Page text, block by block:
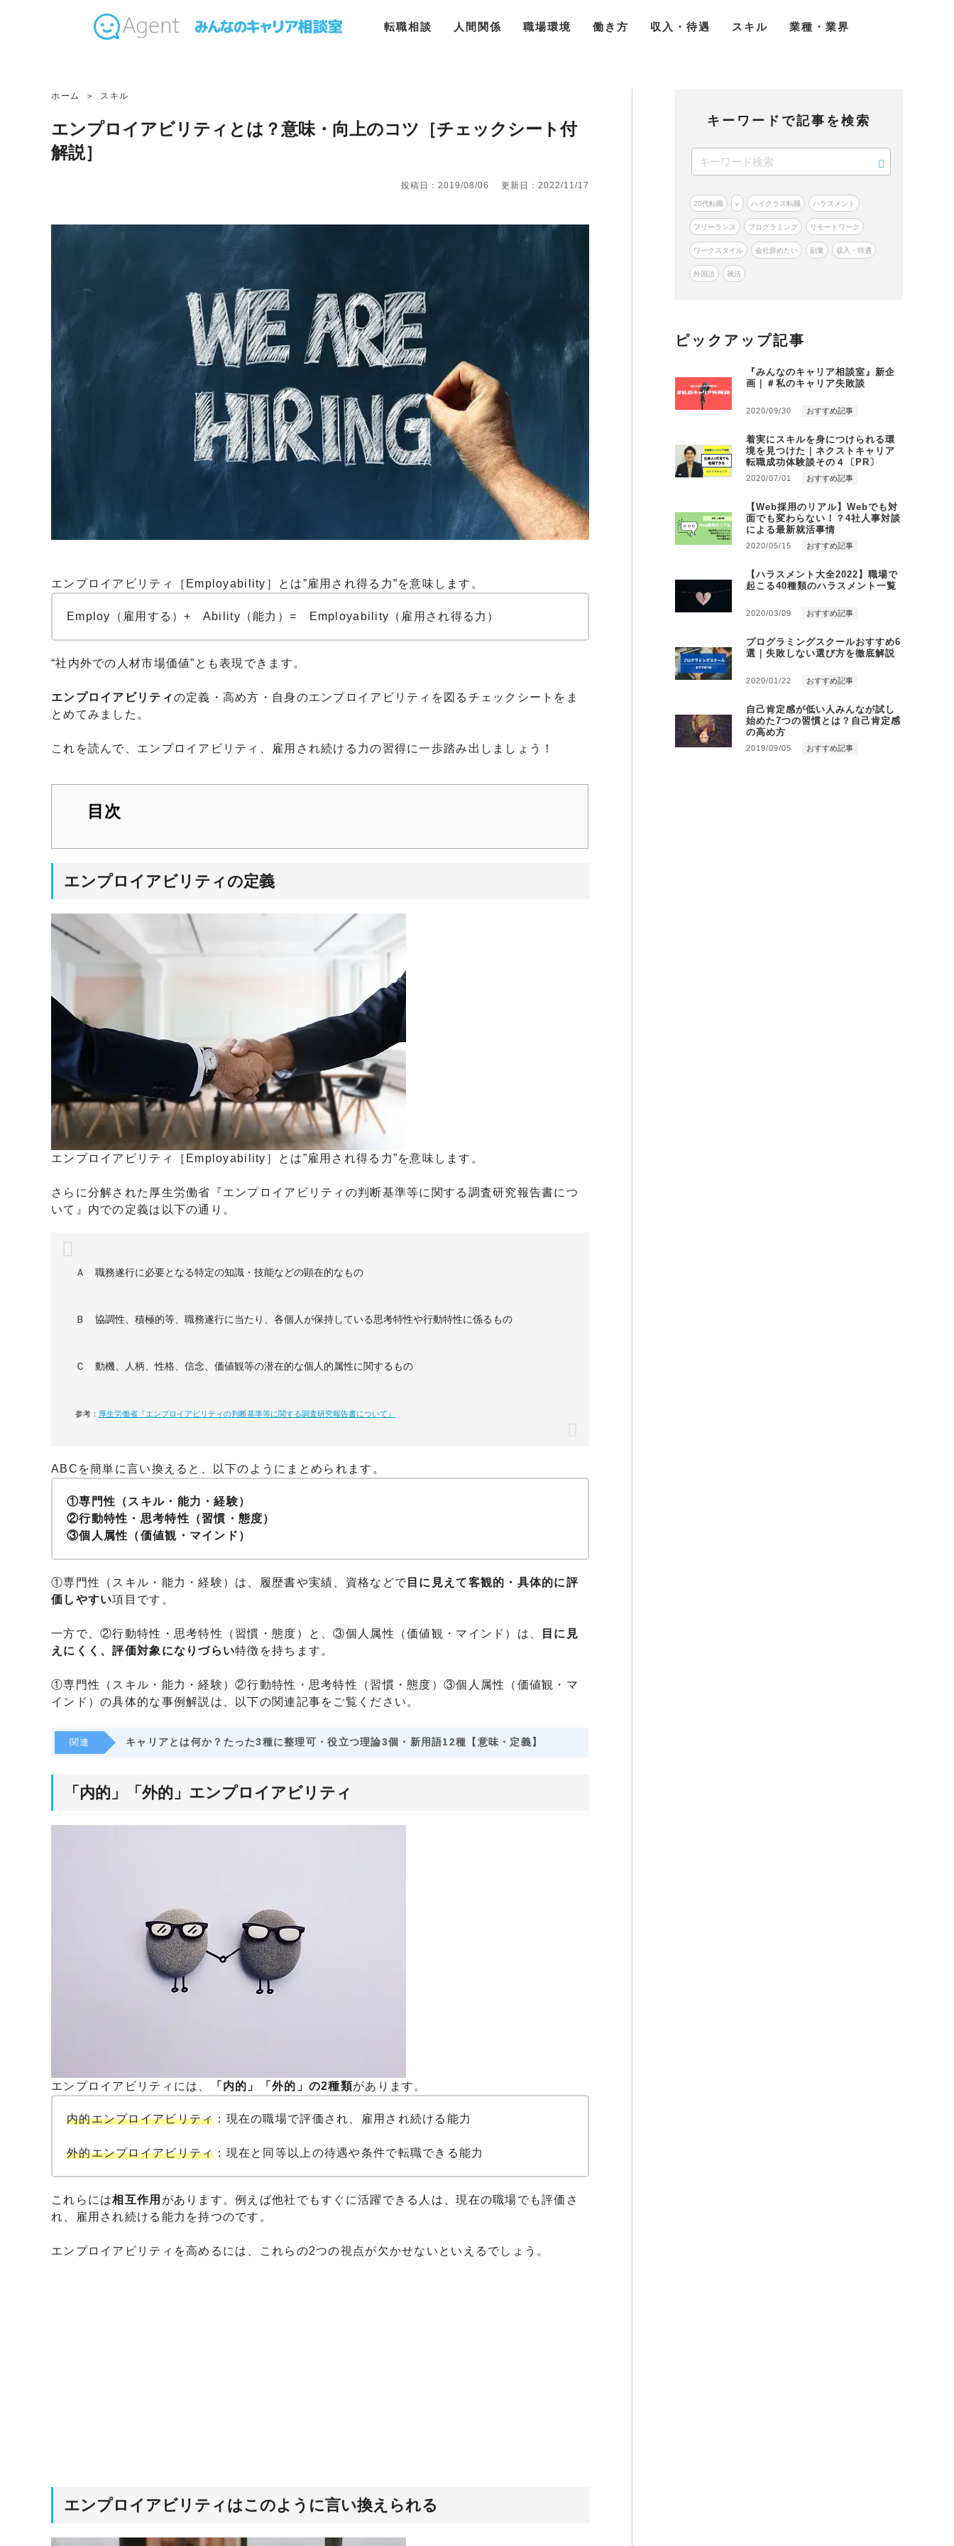
転職相談 人間関係 職場環境 働き方 収入・待遇 スキル 業種・業界
ホーム スキル
エンプロイアビリティとは？意味・向上のコツ［チェックシート付
解説］
投稿日：2019/08/06 更新日：2022/11/17
エンプロイアビリティ［Employability］とは”雇用され得る力”を意味します。
Employ（雇用する）+ Ability（能力）= Employability（雇用され得る力）
“社内外での人材市場価値”とも表現できます。
エンプロイアビリティの定義・高め方・自身のエンプロイアビリティを図るチェックシートをま
とめてみました。
これを読んで、エンプロイアビリティ、雇用され続ける力の習得に一歩踏み出しましょう！
目次
エンプロイアビリティの定義
エンプロイアビリティ［Employability］とは”雇用され得る力”を意味します。
さらに分解された厚生労働省『エンプロイアビリティの判断基準等に関する調査研究報告書につ
いて』内での定義は以下の通り。
Ａ 職務遂行に必要となる特定の知識・技能などの顕在的なもの
Ｂ 協調性、積極的等、職務遂行に当たり、各個人が保持している思考特性や行動特性に係るもの
Ｃ 動機、人柄、性格、信念、価値観等の潜在的な個人的属性に関するもの
参考： 厚生労働省『エンプロイアビリティの判断基準等に関する調査研究報告書について』
ABCを簡単に言い換えると、以下のようにまとめられます。
①専門性（スキル・能力・経験）
②行動特性・思考特性（習慣・態度）
③個人属性（価値観・マインド）
①専門性（スキル・能力・経験）は、履歴書や実績、資格などで 目に見えて客観的・具体的に評
価しやすい項目です。
一方で、②行動特性・思考特性（習慣・態度）と、③個人属性（価値観・マインド）は、
目に見
えにくく、評価対象になりづらい特徴を持ちます。
①専門性（スキル・能力・経験）②行動特性・思考特性（習慣・態度）③個人属性（価値観・マ
インド）の具体的な事例解説は、以下の関連記事をご覧ください。
関連 キャリアとは何か？たった3種に整理可・役立つ理論3個・新用語12種【意味・定義】
「内的」「外的」エンプロイアビリティ
エンプロイアビリティには、 「内的」「外的」の2種類があります。
内的エンプロイアビリティ ：現在の職場で評価され、雇用され続ける能力
外的エンプロイアビリティ ：現在と同等以上の待遇や条件で転職できる能力
これらには相互作用 があります。例えば他社でもすぐに活躍できる人は、現在の職場でも評価さ
れ、雇用され続ける能力を持つのです。
エンプロイアビリティを高めるには、これらの2つの視点が欠かせないといえるでしょう。
エンプロイアビリティはこのように言い換えられる
キーワードで記事を検索
20代転職 v ハイクラス転職 ハラスメント
フリーランス プログラミング リモートワーク
ワークスタイル 会社辞めたい 副業 収入・待遇
外国語 就活
ピックアップ記事
『みんなのキャリア相談室』新企
画｜＃私のキャリア失敗談
2020/09/30 おすすめ記事
着実にスキルを身につけられる環
境を見つけた｜ネクストキャリア
転職成功体験談その４〔PR〕
2020/07/01 おすすめ記事
【Web採用のリアル】Webでも対
面でも変わらない！？4社人事対談
による最新就活事情
2020/05/15 おすすめ記事
【ハラスメント大全2022】職場で
起こる40種類のハラスメント一覧
2020/03/09 おすすめ記事
プログラミングスクールおすすめ6
選｜失敗しない選び方を徹底解説
2020/01/22 おすすめ記事
自己肯定感が低い人みんなが試し
始めた7つの習慣とは？自己肯定感
の高め方
2019/09/05 おすすめ記事